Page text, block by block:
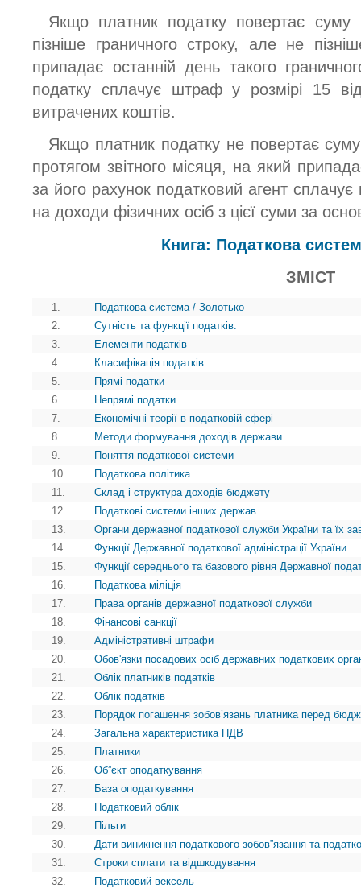
Якщо платник податку повертає суму
пізніше граничного строку, але не
припадає останній день такого
податку сплачує штраф у розмірі 15
витрачених коштів.
Якщо платник податку не повертає
протягом звітного місяця, на який
за його рахунок податковий агент
на доходи фізичних осіб з цієї суми за
Книга: Податкова
ЗМІСТ
1.
Податкова система / Золотько
2.
Сутність та функції податків.
3.
Елементи податків
4.
Класифікація податків
5.
Прямі податки
6.
Непрямі податки
7.
Економічні теорії в податковій сфері
8.
Методи формування доходів держави
9.
Поняття податкової системи
10.
Податкова політика
11.
Склад і структура доходів бюджету
12.
Податкові системи інших держав
13.
Органи державної податкової служби України та їх
14.
Функції Державної податкової адміністрації України
15.
Функції середнього та базового рівня Державної
16.
Податкова міліція
17.
Права органів державної податкової служби
18.
Фінансові санкції
19.
Адміністративні штрафи
20.
Обов'язки посадових осіб державних податкових
21.
Облік платників податків
22.
Облік податків
23.
Порядок погашення зобов’язань платника перед
24.
Загальна характеристика ПДВ
25.
Платники
26.
Об”єкт оподаткування
27.
База оподаткування
28.
Податковий облік
29.
Пільги
30.
Дати виникнення податкового зобов”язання та
31.
Строки сплати та відшкодування
32.
Податковий вексель